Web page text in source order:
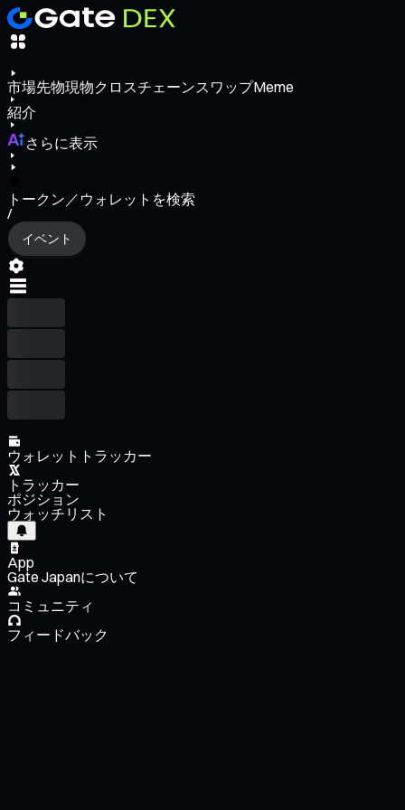
市場先物現物クロスチェーンスワップMeme
紹介
さらに表示
トークン／ウォレットを検索
/
イベント
ウォレットトラッカー
トラッカー
ポジション
ウォッチリスト
App
Gate Japanについて
コミュニティ
フィードバック